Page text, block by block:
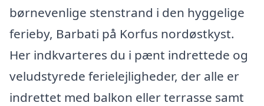
børnevenlige stenstrand i den hyggelige
ferieby, Barbati på Korfus nordøstkyst.
Her indkvarteres du i pænt indrettede og
veludstyrede ferielejligheder, der alle er
indrettet med balkon eller terrasse samt